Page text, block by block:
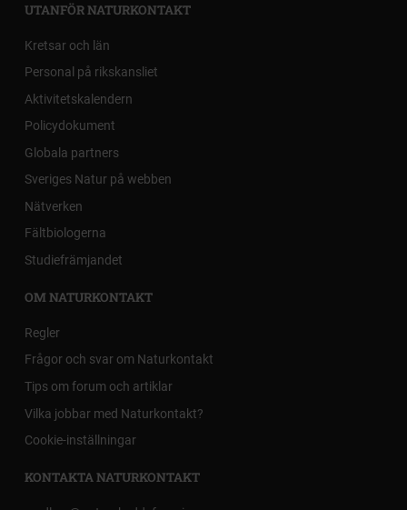
UTANFÖR NATURKONTAKT
Kretsar och län
Personal på rikskansliet
Aktivitetskalendern
Policydokument
Globala partners
Sveriges Natur på webben
Nätverken
Fältbiologerna
Studiefrämjandet
OM NATURKONTAKT
Regler
Frågor och svar om Naturkontakt
Tips om forum och artiklar
Vilka jobbar med Naturkontakt?
Cookie-inställningar
KONTAKTA NATURKONTAKT